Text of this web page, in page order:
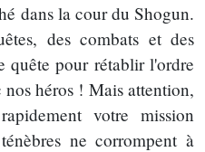
dans la cour du Shogun.
des combats et des
quête pour rétablir l'ordre
nos héros ! Mais attention,
votre mission
ne corrompent à